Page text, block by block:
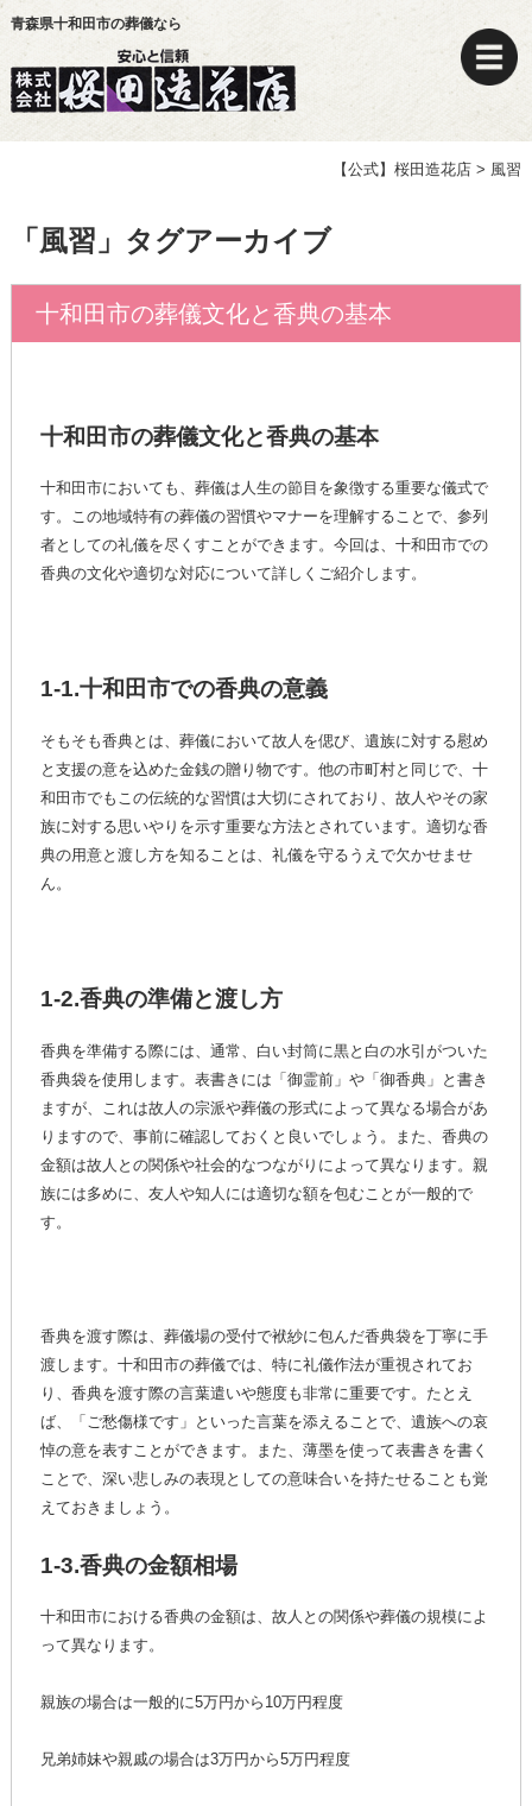
青森県十和田市の葬儀なら
【公式】桜田造花店 > 風習
「風習 」タグアーカイブ
十和田市の葬儀文化と香典の基本
十和田市の葬儀文化と香典の基本
十和田市においても、葬儀は人生の節目を象徴する重要な儀式で
す。この地域特有の葬儀の習慣やマナーを理解することで、参列
者としての礼儀を尽くすことができます。今回は、十和田市での
香典の文化や適切な対応について詳しくご紹介します。
1-1.十和田市での香典の意義
そもそも香典とは、葬儀において故人を偲び、遺族に対する慰め
と支援の意を込めた金銭の贈り物です。他の市町村と同じで、十
和田市でもこの伝統的な習慣は大切にされており、故人やその家
族に対する思いやりを示す重要な方法とされています。適切な香
典の用意と渡し方を知ることは、礼儀を守るうえで欠かせませ
ん。
1-2.香典の準備と渡し方
香典を準備する際には、通常、白い封筒に黒と白の水引がついた
香典袋を使用します。表書きには「御霊前」や「御香典」と書き
ますが、これは故人の宗派や葬儀の形式によって異なる場合があ
りますので、事前に確認しておくと良いでしょう。また、香典の
金額は故人との関係や社会的なつながりによって異なります。親
族には多めに、友人や知人には適切な額を包むことが一般的で
す。
香典を渡す際は、葬儀場の受付で袱紗に包んだ香典袋を丁寧に手
渡します。十和田市の葬儀では、特に礼儀作法が重視されてお
り、香典を渡す際の言葉遣いや態度も非常に重要です。たとえ
ば、「ご愁傷様です」といった言葉を添えることで、遺族への哀
悼の意を表すことができます。また、薄墨を使って表書きを書く
ことで、深い悲しみの表現としての意味合いを持たせることも覚
えておきましょう。
1-3.香典の金額相場
十和田市における香典の金額は、故人との関係や葬儀の規模によ
って異なります。
親族の場合は一般的に5万円から10万円程度
兄弟姉妹や親戚の場合は3万円から5万円程度